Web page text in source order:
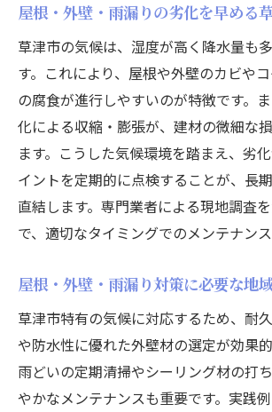
屋根・外壁・雨漏りの劣化を早める
草津市の気候は、湿度が高く降水量も
す。これにより、屋根や外壁のカビや
の腐食が進行しやすいのが特徴です。
化による収縮・膨張が、建材の微細な
ます。こうした気候環境を踏まえ、劣
イントを定期的に点検することが、長
直結します。専門業者による現地調査
で、適切なタイミングでのメンテナンス
屋根・外壁・雨漏り対策に必要な地
草津市特有の気候に対応するため、耐
や防水性に優れた外壁材の選定が効果的
雨どいの定期清掃やシーリング材の打
やかなメンテナンスも重要です。実践